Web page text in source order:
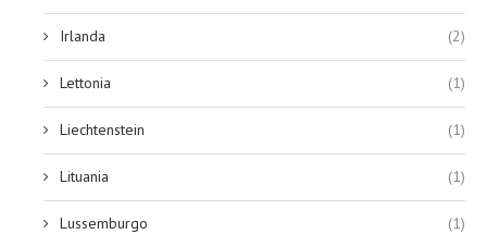
Irlanda (2)
Lettonia (1)
Liechtenstein (1)
Lituania (1)
Lussemburgo (1)